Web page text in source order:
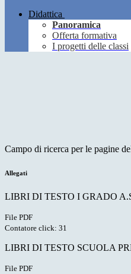
Didattica
Panoramica
Offerta formativa
I progetti delle classi
Campo di ricerca per le pagine
Allegati
LIBRI DI TESTO I GRADO
File PDF
Contatore click: 31
LIBRI DI TESTO SCUOLA
File PDF